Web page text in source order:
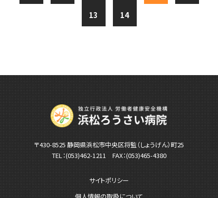
13 14
〒430-8525 静岡県浜松市中央区将監（しょうげん）町25
TEL：(053)462-1211 FAX：(053)465-4380
サイトポリシー